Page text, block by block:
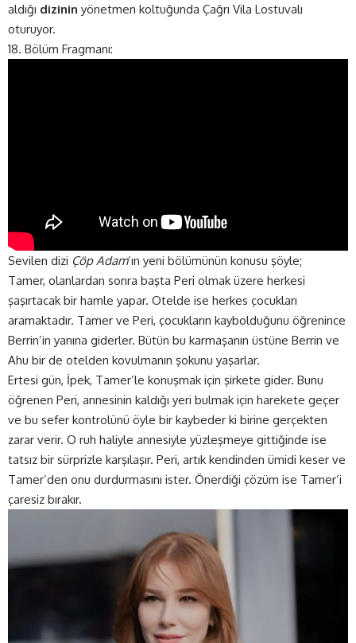
aldığı dizinin yönetmen koltuğunda Çağrı Vila Lostuvalı
oturuyor.
18. Bölüm Fragmanı:
Sevilen dizi Çöp Adam’ın yeni bölümünün konusu şöyle;
Tamer, olanlardan sonra başta Peri olmak üzere herkesi
şaşırtacak bir hamle yapar. Otelde ise herkes çocukları
aramaktadır. Tamer ve Peri, çocukların kaybolduğunu öğrenince
Berrin’in yanına giderler. Bütün bu karmaşanın üstüne Berrin ve
Ahu bir de otelden kovulmanın şokunu yaşarlar.
Ertesi gün, İpek, Tamer’le konuşmak için şirkete gider. Bunu
öğrenen Peri, annesinin kaldığı yeri bulmak için harekete geçer
ve bu sefer kontrolünü öyle bir kaybeder ki birine gerçekten
zarar verir. O ruh haliyle annesiyle yüzleşmeye gittiğinde ise
tatsız bir sürprizle karşılaşır. Peri, artık kendinden ümidi keser ve
Tamer’den onu durdurmasını ister. Önerdiği çözüm ise Tamer’i
çaresiz bırakır.